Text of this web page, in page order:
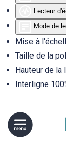
Lecteur
Mode de
Mise à
Taille de la
Hauteur de la
Interligne 100